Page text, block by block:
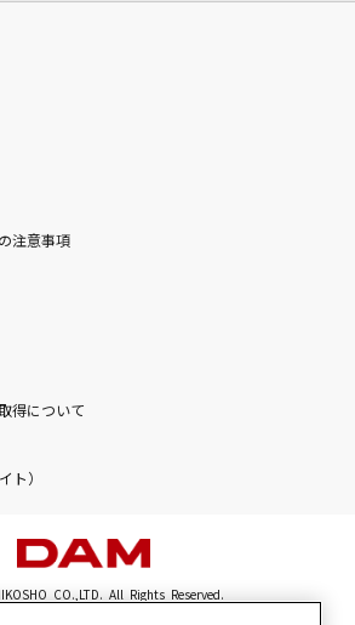
注意事項
得について
ト）
CO.,LTD. All Rights Reserved.